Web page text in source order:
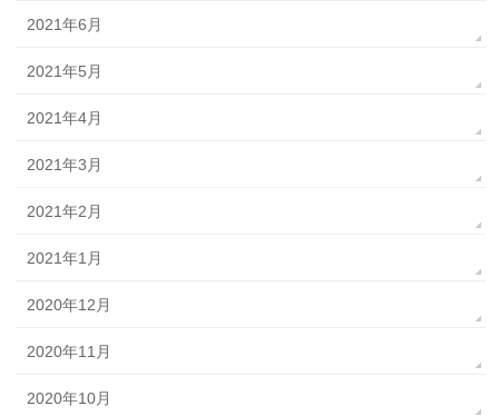
2021年6月
2021年5月
2021年4月
2021年3月
2021年2月
2021年1月
2020年12月
2020年11月
2020年10月